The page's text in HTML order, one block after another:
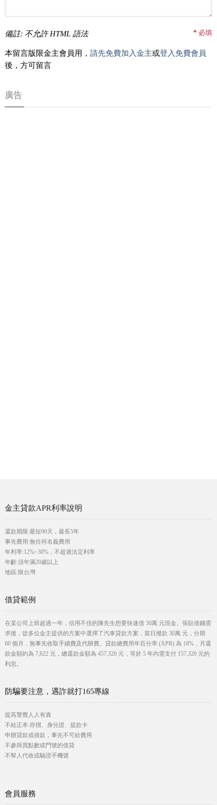
備註: 不允許 HTML 語法 * 必填
本留言版限金主會員用， 請先免費加入金主或登入免費會員
後，方可留言
廣告
金主貸款APR利率說明
還款期限:最短90天，最長5年
事先費用:無任何名義費用
年利率:12%~30%，不超過法定利率
年齡:須年滿20歲以上
地區:限台灣
借貸範例
在某公司上班超過一年，信用不佳的陳先生想要快速借 30萬 元現金。張貼借錢需
求後，從多位金主提供的方案中選擇了汽車貸款方案，當日撥款 30萬 元，分期
60 個月，無事先收取手續費及代辦費。貸款總費用年百分率 (APR) 為 18%，月還
款金額約為 7,622 元，總還款金額為 457,320 元，等於 5 年內需支付 157,320 元的
利息。
防騙要注意，遇詐就打165專線
提高警覺人人有責
不給正本:存摺、身分證、提款卡
申辦貸款或借款，事先不可給費用
不參與買點數或門號的借貸
不幫人代收或驗證手機號
會員服務